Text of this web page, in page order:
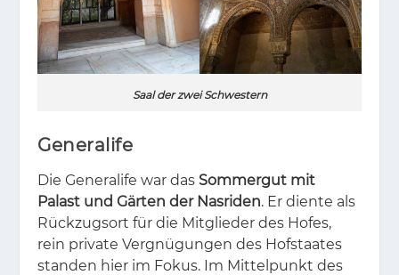
Saal der zwei Schwestern
Generalife
Die Ge­ne­ra­li­fe war das Sommergut mit
Palast und Gärten der Nasriden. Er dien­te als
Rück­zugs­ort für die Mit­glie­der des Ho­fes,
rein pri­va­te Ver­gnü­gun­gen des Hof­staa­tes
stan­den hier im Fo­kus. Im Mit­tel­punkt des